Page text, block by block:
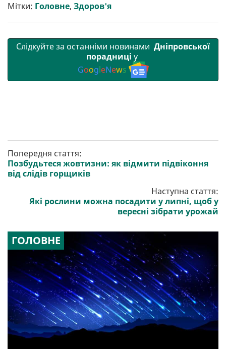
Мітки: Головне, Здоров'я
Слідкуйте за останніми новинами Дніпровської
порадниці у
GoogleNews
Попередня стаття:
Позбудьтеся жовтизни: як відмити підвіконня
від слідів горщиків
Наступна стаття:
Які рослини можна посадити у липні, щоб у
вересні зібрати урожай
ГОЛОВНЕ